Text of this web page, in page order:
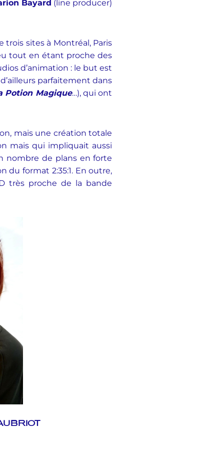
Bayard (line producer)
trois sites à Montréal, Paris
tout en étant proche des
d’animation : le but est
parfaitement dans
Potion Magique…), qui ont
mais une création totale
mais qui impliquait aussi
nombre de plans en forte
du format 2:35:1. En outre,
très proche de la bande